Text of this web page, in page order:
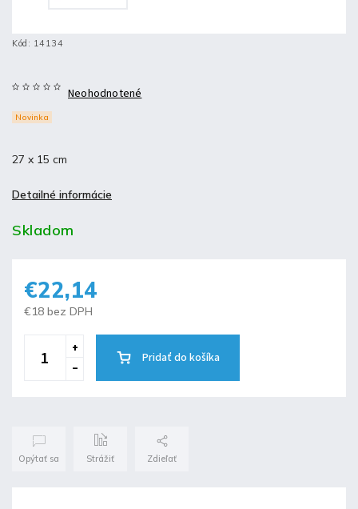
Kód: 14134
Novinka
Neohodnotené
27 x 15 cm
Detailné informácie
Skladom
€22,14
€18 bez DPH
Pridať do košíka
Opýtať sa Strážiť Zdieľať